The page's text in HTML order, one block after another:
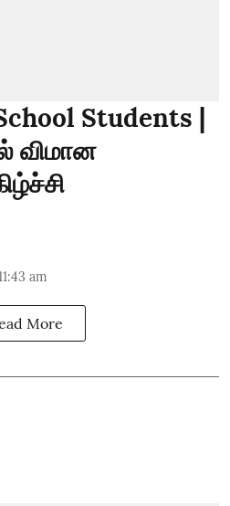
Students |
விமான
am
More